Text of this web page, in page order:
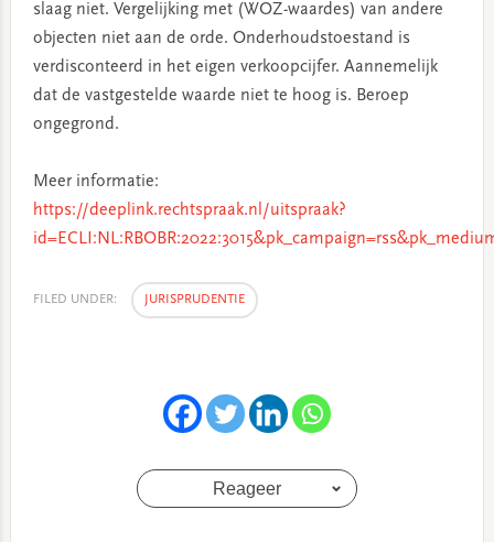
slaag niet. Vergelijking met (WOZ-waardes) van andere
objecten niet aan de orde. Onderhoudstoestand is
verdisconteerd in het eigen verkoopcijfer. Aannemelijk
dat de vastgestelde waarde niet te hoog is. Beroep
ongegrond.
Meer informatie:
https://deeplink.rechtspraak.nl/uitspraak?
FILED UNDER: JURISPRUDENTIE
Reageer